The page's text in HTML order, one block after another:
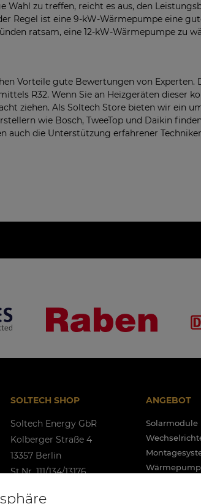
zu treffen, reicht es aus, den
Regel ist eine 9-kW-Wärmepumpe eine
ratsam, eine 12-kW-Wärmepumpe zu
Vorteile gute Bewertungen von Experten.
R32. Wenn Sie an Heizgeräten dieser
ziehen. Als Soltech Store bieten wir ein
wie Bosch, TweeTop und Daikin
auch die Unterstützung erfahrener
SOLTECH SHOP
Soltech Energy GbR
Kolberger Straße 4
13357 Berlin
St.Nr. 111/134/13176
ANGEBOT
Solarmodule